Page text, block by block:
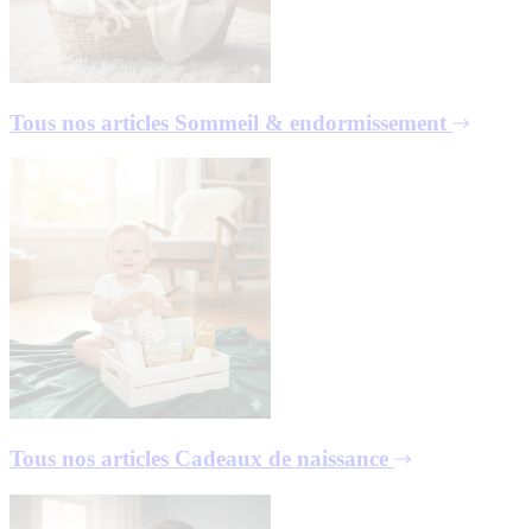
Tous nos articles Sommeil & endormissement
Tous nos articles Cadeaux de naissance